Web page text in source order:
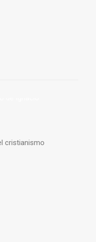
cristianismo